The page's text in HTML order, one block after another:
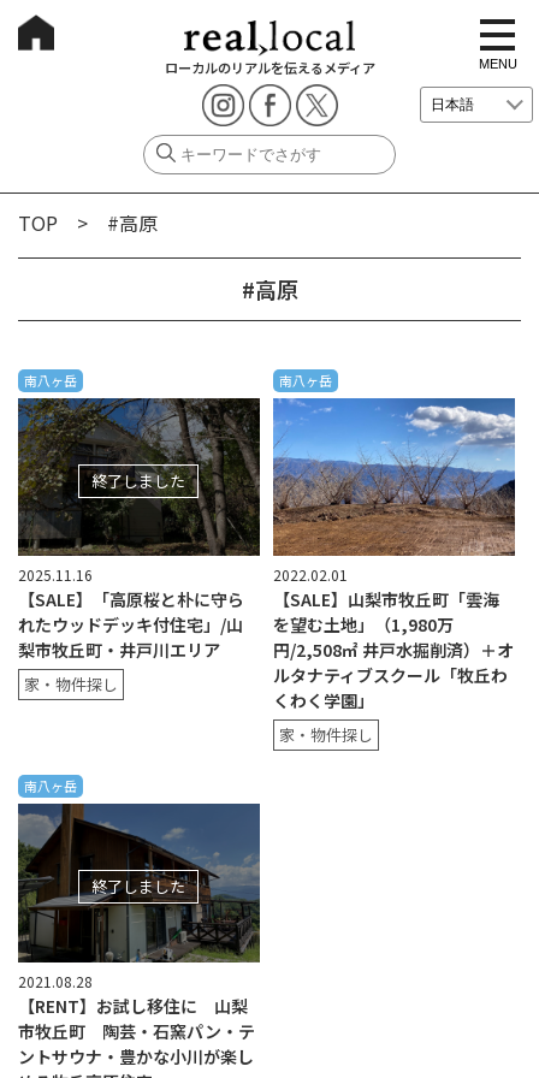
ローカルのリアルを伝えるメディア
t
o
g
g
e
i
i
MENU
TOP > #高原
#高原
南八ヶ岳
終了しました
2025.11.16
【SALE】「高原桜と朴に守ら
れたウッドデッキ付住宅」/山
梨市牧丘町・井戸川エリア
家・物件探し
南八ヶ岳
2022.02.01
【SALE】山梨市牧丘町「雲海
を望む土地」（1,980万
円/2,508㎡ 井戸水掘削済）＋オ
ルタナティブスクール「牧丘わ
くわく学園」
家・物件探し
南八ヶ岳
終了しました
2021.08.28
【RENT】お試し移住に 山梨
市牧丘町 陶芸・石窯パン・テ
ントサウナ・豊かな小川が楽し